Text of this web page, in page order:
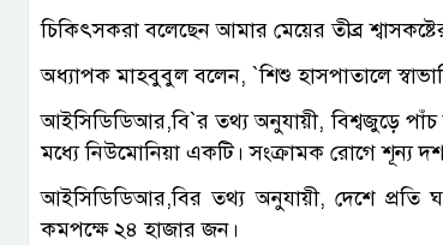
চিকিৎসকরা বলেছেন আমার মেয়ের তীব্র
অধ্যাপক মাহবুবুল বলেন, ‍‍`শিশু হাসপাতালে
আইসিডিডিআর,বি‍‍`র তথ্য অনুযায়ী, বিশ্বজুড়ে পাঁচ
মধ্যে নিউমোনিয়া একটি। সংক্রামক রোগে শূন্য
আইসিডিডিআর,বির তথ্য অনুযায়ী, দেশে প্রতি
কমপক্ষে ২৪ হাজার জন।